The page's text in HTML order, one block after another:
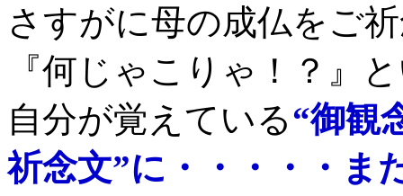
さすがに母の成仏をご
『何じゃこりゃ！？』
自分が覚えている“御観
祈念文”に・・・・・ま